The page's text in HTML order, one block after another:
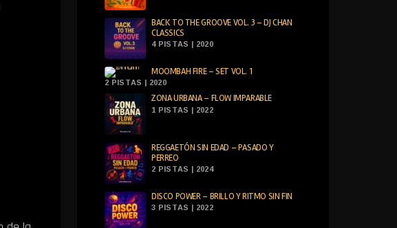
BACK TO THE GROOVE VOL. 3 – DJ CHAN
CLASSICS
4 PISTAS | 2020
MOOMBAH FIRE – SET VOL. 1
2 PISTAS | 2020
ZONA URBANA – FLOW IMPARABLE
1 PISTAS | 2022
REGGAETÓN SIN EDAD – PASADO Y
PERREO
2 PISTAS | 2024
DISCO POWER – BRILLO Y RITMO SIN FIN
3 PISTAS | 2022